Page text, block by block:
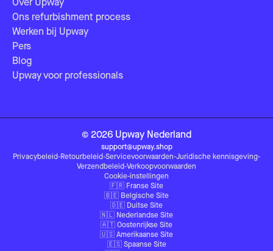
Over Upway
Ons refurbishment process
Werken bij Upway
Pers
Blog
Upway voor professionals
© 2026 Upway Nederland
support@upway.shop
Privacybeleid-Retourbeleid-Servicevoorwaarden-Juridische kennisgeving-
Verzendbeleid-Verkoopvoorwaarden
Cookie-instellingen
🇫🇷 Franse Site
🇧🇪 Belgische Site
🇩🇪 Duitse Site
🇳🇱 Nederlandse Site
🇦🇹 Oostenrijkse Site
🇺🇸 Amerikaanse Site
🇪🇸 Spaanse Site